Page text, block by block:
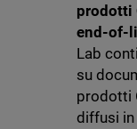
prodotti
end-of-
Lab
su
prodotti
diffusi